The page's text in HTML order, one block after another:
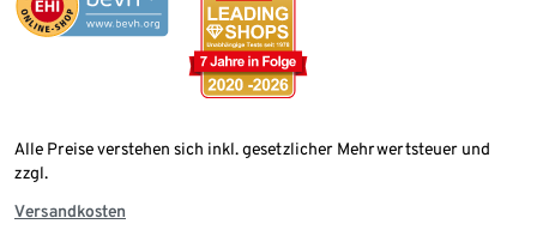
Alle Preise verstehen sich inkl. gesetzlicher Mehrwertsteuer und
zzgl.
Versandkosten